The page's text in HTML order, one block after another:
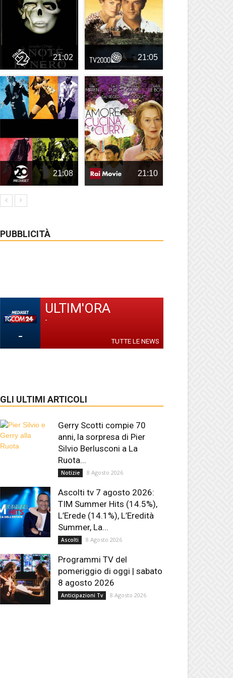
21:02 21:05
21:08 21:10
PUBBLICITÀ
-
ULTIM'ORA
-
TUTTE LE NEWS
GLI ULTIMI ARTICOLI
Gerry Scotti compie 70
anni, la sorpresa di Pier
Silvio Berlusconi a La
Ruota...
Notizie 8 Agosto 2026
Ascolti tv 7 agosto 2026:
TIM Summer Hits (14.5%),
L’Erede (14.1%), L’Eredità
Summer, La...
Ascolti 8 Agosto 2026
Programmi TV del
pomeriggio di oggi | sabato
8 agosto 2026
Anticipazioni Tv 8 Agosto 2026